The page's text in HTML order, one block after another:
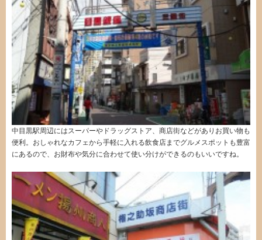
中目黒駅周辺にはスーパーやドラッグストア、商店街などがありお買い物も
便利。おしゃれなカフェから手軽に入れる飲食店までグルメスポットも豊富
にあるので、お財布や気分に合わせて使い分けができるのもいいですね。